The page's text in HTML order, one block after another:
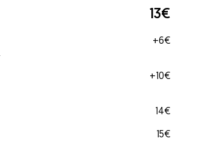
13€
+6€
+10€
14€
15€